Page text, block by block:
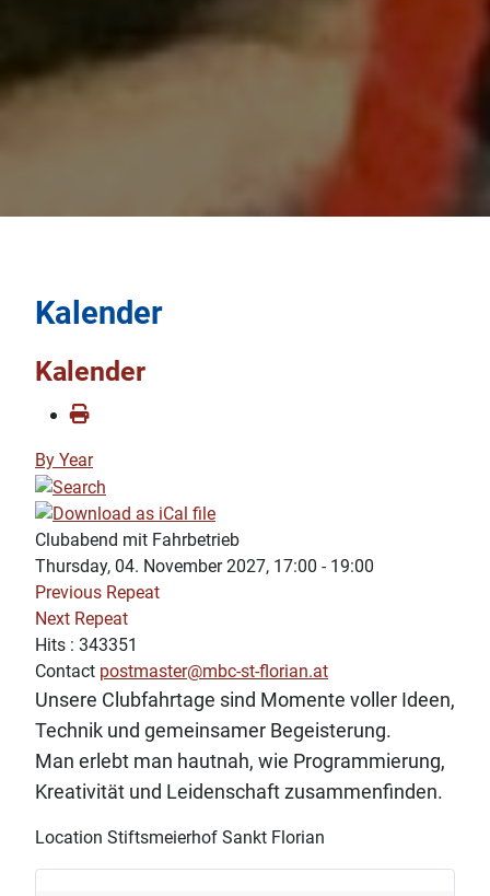
Kalender
Kalender
By Year
Clubabend mit Fahrbetrieb
Thursday, 04. November 2027, 17:00 - 19:00
Previous Repeat
Next Repeat
Hits : 343351
Contact postmaster@mbc-st-florian.at
Unsere Clubfahrtage sind Momente voller Ideen,
Technik und gemeinsamer Begeisterung.
Man erlebt man hautnah, wie Programmierung,
Kreativität und Leidenschaft zusammenfinden.
Location Stiftsmeierhof Sankt Florian